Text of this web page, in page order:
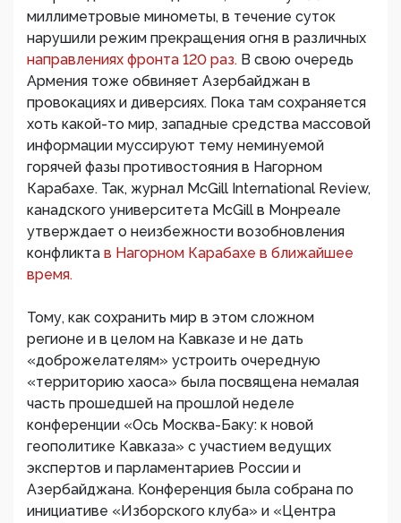
миллиметровые минометы, в течение суток
нарушили режим прекращения огня в различных
направлениях фронта 120 раз. В свою очередь
Армения тоже обвиняет Азербайджан в
провокациях и диверсиях. Пока там сохраняется
хоть какой-то мир, западные средства массовой
информации муссируют тему неминуемой
горячей фазы противостояния в Нагорном
Карабахе. Так, журнал McGill International Review,
канадского университета McGill в Монреале
утверждает о неизбежности возобновления
конфликта в Нагорном Карабахе в ближайшее
время.
Тому, как сохранить мир в этом сложном
регионе и в целом на Кавказе и не дать
«доброжелателям» устроить очередную
«территорию хаоса» была посвящена немалая
часть прошедшей на прошлой неделе
конференции «Ось Москва-Баку: к новой
геополитике Кавказа» с участием ведущих
экспертов и парламентариев России и
Азербайджана. Конференция была собрана по
инициативе «Изборского клуба» и «Центра